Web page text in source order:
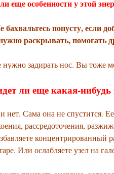
еще особенности у этой
бахвальтесь попусту, если
раскрывать, помогать
задирать нос. Вы тоже
ли еще какая-нибудь
нет. Сама она не спустится.
рассредоточения,
концентрированный
Или ослабляете узел на